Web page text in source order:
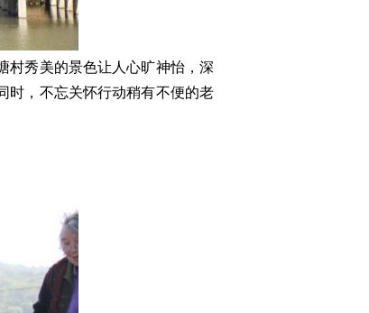
村秀美的景色让人心旷神怡，深
时，不忘关怀行动稍有不便的老